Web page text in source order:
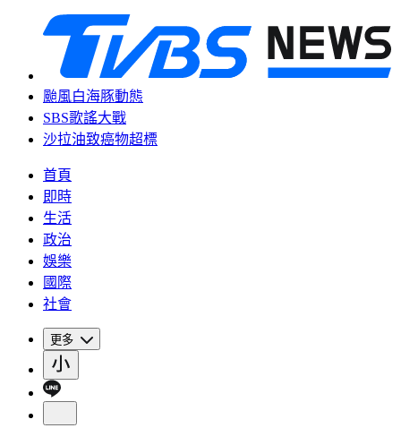
颱風白海豚動態
SBS歌謠大戰
沙拉油致癌物超標
首頁
即時
生活
政治
娛樂
國際
社會
更多